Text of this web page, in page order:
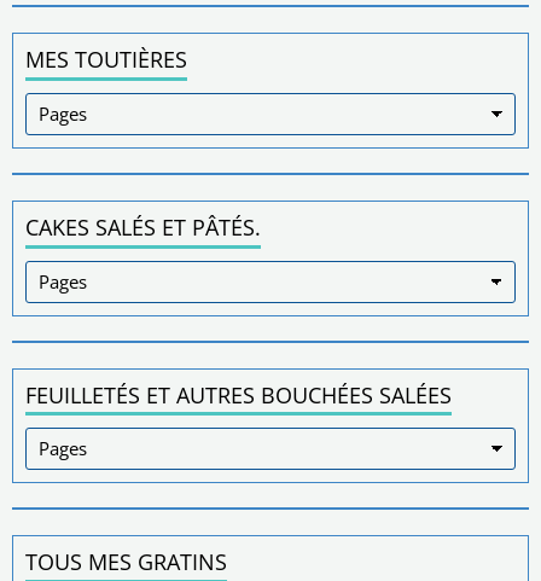
MES TOUTIÈRES
CAKES SALÉS ET PÂTÉS.
FEUILLETÉS ET AUTRES BOUCHÉES SALÉES
TOUS MES GRATINS